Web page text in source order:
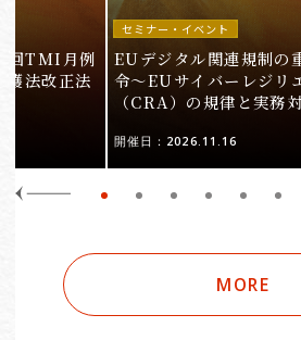
回TMI月例
護法改正法
セミナー・イベント
EUデジタル関連規制の
令〜EUサイバーレジリ
（CRA）の規律と実務
開催日：2026.11.16
MORE